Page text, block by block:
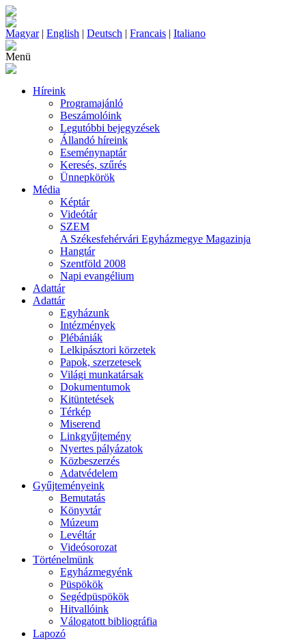
Magyar| English | Deutsch | Francais | Italiano
Menü
Híreink
Programajánló
Beszámolóink
Legutóbbi bejegyzések
Állandó híreink
Eseménynaptár
Keresés, szűrés
Ünnepkörök
Média
Képtár
Videótár
SZEM
A Székesfehérvári Egyházmegye Magazinja
Hangtár
Szentföld 2008
Napi evangélium
Adattár
Adattár
Egyházunk
Intézmények
Plébániák
Lelkipásztori körzetek
Papok, szerzetesek
Világi munkatársak
Dokumentumok
Kitüntetések
Térkép
Miserend
Linkgyűjtemény
Nyertes pályázatok
Közbeszerzés
Adatvédelem
Gyűjteményeink
Bemutatás
Könyvtár
Múzeum
Levéltár
Videósorozat
Történelmünk
Egyházmegyénk
Püspökök
Segédpüspökök
Hitvallóink
Válogatott bibliográfia
Lapozó